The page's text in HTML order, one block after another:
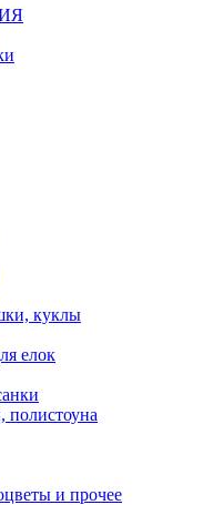
куклы
елок
полистоуна
и прочее